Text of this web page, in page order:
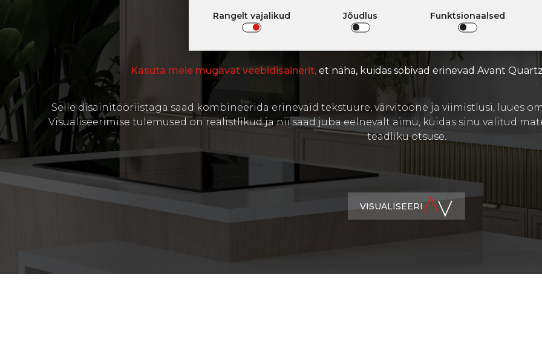
AVANT QUARTZ
Kasuta meie mugavat veebidisainerit, et näha, kuidas sobivad erinevad Avant
Selle disainitööriistaga saad kombineerida erinevaid tekstuure, värvitoone ja viimistlusi, luues
Visualiseerimise tulemused on realistlikud ja nii saad juba eelnevalt aimu, kuidas sinu valitud
teadliku otsuse.
VISUALISEERI
Rangelt vajalikud Jõudlus Funktsionaalsed